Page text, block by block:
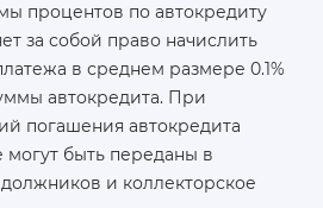
процентов по автокредиту
за собой право начислить
в среднем размере 0.1%
автокредита. При
погашения автокредита
быть переданы в
и коллекторское